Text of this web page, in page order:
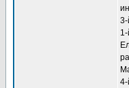
3-
4-